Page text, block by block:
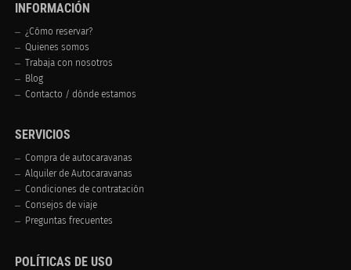
INFORMACIÓN
¿Cómo reservar?
Quienes somos
Trabaja con nosotros
Blog
Contacto / dónde estamos
SERVICIOS
Compra de autocaravanas
Alquiler de Autocaravanas
Condiciones de contratación
Consejos de viaje
Preguntas frecuentes
POLÍTICAS DE USO